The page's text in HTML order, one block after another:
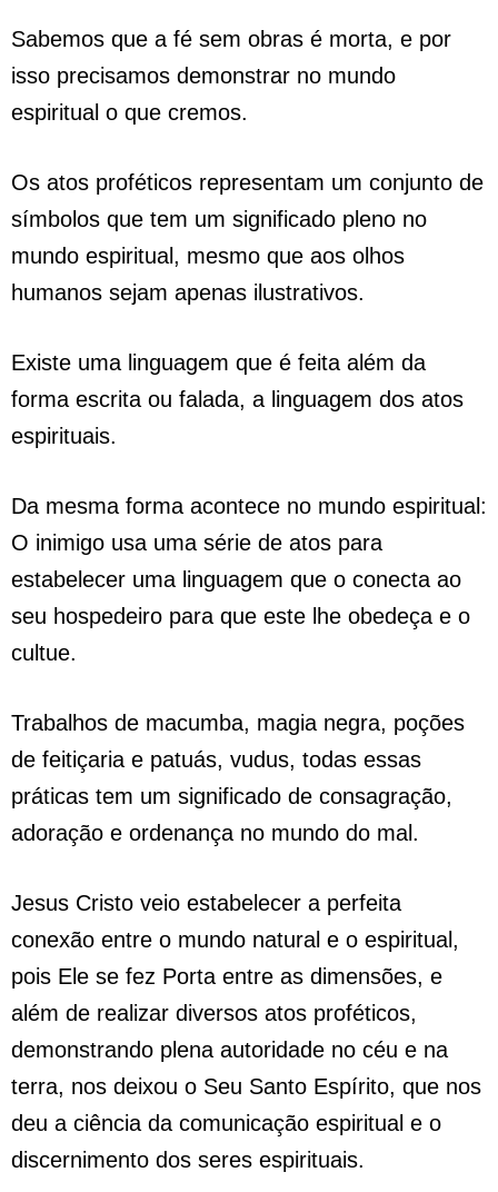
Sabemos que a fé sem obras é morta, e por
isso precisamos demonstrar no mundo
espiritual o que cremos.
Os atos proféticos representam um conjunto de
símbolos que tem um significado pleno no
mundo espiritual, mesmo que aos olhos
humanos sejam apenas ilustrativos.
Existe uma linguagem que é feita além da
forma escrita ou falada, a linguagem dos atos
espirituais.
Da mesma forma acontece no mundo espiritual:
O inimigo usa uma série de atos para
estabelecer uma linguagem que o conecta ao
seu hospedeiro para que este lhe obedeça e o
cultue.
Trabalhos de macumba, magia negra, poções
de feitiçaria e patuás, vudus, todas essas
práticas tem um significado de consagração,
adoração e ordenança no mundo do mal.
Jesus Cristo veio estabelecer a perfeita
conexão entre o mundo natural e o espiritual,
pois Ele se fez Porta entre as dimensões, e
além de realizar diversos atos proféticos,
demonstrando plena autoridade no céu e na
terra, nos deixou o Seu Santo Espírito, que nos
deu a ciência da comunicação espiritual e o
discernimento dos seres espirituais.